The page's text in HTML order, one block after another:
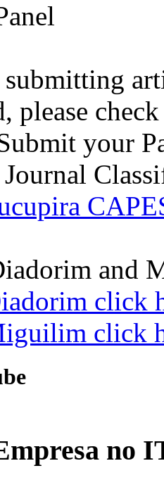
submitting
please
your
and
click
click
no